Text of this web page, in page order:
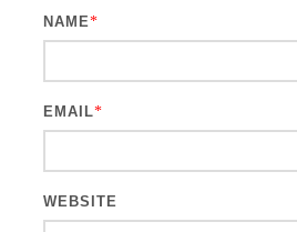
NAME*
EMAIL*
WEBSITE